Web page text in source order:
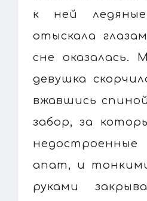
к ней
отыскала
сне оказалась.
девушка
вжавшись
забор, за
апат, и
руками